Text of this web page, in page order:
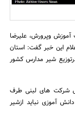
آموزش وپرورش، علیرضا
این خبر گفت: استان
شیر مدارس کشور
شرکت های لبنی طرف
آموزی نباید ازشیر